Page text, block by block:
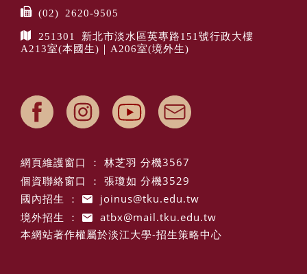
(02) 2620-9505
251301 新北市淡水區英專路151號行政大樓
A213室(本國生)｜A206室(境外生)
網頁維護窗口 ： 林芝羽 分機3567
個資聯絡窗口 ： 張瓊如 分機3529
國內招生 ：
joinus@tku.edu.tw
境外招生 ：
atbx@mail.tku.edu.tw
本網站著作權屬於淡江大學-招生策略中心